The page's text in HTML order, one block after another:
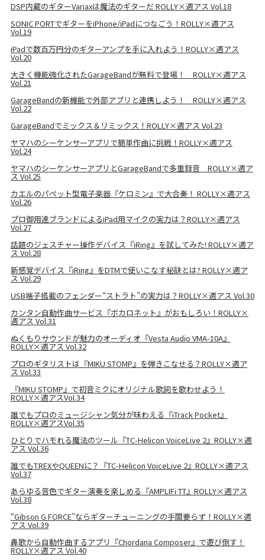
DSP内蔵のギターVariaxは魔法のギターだ ROLLY×週アス Vol.18
SONIC PORTでギターをiPhone/iPadにつなごう！ROLLY×週アス
Vol.19
iPadで数百万円分のギターアンプを手に入れよう！ROLLY×週アス
Vol.20
大きく機能強化されたGarageBandが無料で登場！ ROLLY×週アス
Vol.21
GarageBandの新機能で外部アプリと連携しよう！ ROLLY×週アス
Vol.22
GarageBandでミックス＆リミックス！ROLLY×週アス Vol.23
ヤマハのシーケンサーアプリで簡単作曲に挑戦！ROLLY×週アス
Vol.24
ヤマハのシーケンサーアプリとGarageBandで多重録音 ROLLY×週ア
ス Vol.25
カエルのパペット型電子楽器『ケロミン』で大合奏！ ROLLY×週アス
Vol.26
プロ御用達ブランドによるiPad用マイクの実力は？ROLLY×週アス
Vol.27
話題のジェスチャー操作デバイス『iRing』を試してみた! ROLLY×週ア
ス Vol.28
新感覚デバイス『iRing』をDTMで使いこなす秘訣とは? ROLLY×週ア
ス Vol.29
USB端子搭載のフェンダー“ストラト”の実力は？ROLLY×週アス Vol.30
カンタン自動作曲サービス『ボカロネット』がおもしろい！ROLLY×
週アス Vol.31
ぬくもりサウンドが魅力のオーディオ『Vesta Audio VMA-10A』
ROLLY×週アス Vol.32
プロのギタリストは『MIKU STOMP』を弾きこなせる？ROLLY×週ア
ス Vol.33
『MIKU STOMP』で初音ミクにオリジナル歌詞を歌わせよう！
ROLLY×週アスVol.34
誰でもプロのミュージシャン気分が味わえる『iTrack Pocket』
ROLLY×週アスVol.35
ひとりでハモれる魔法のツール『TC-Helicon VoiceLive 2』ROLLY×週
アス Vol.36
誰でもT.REXやQUEENに？『TC-Helicon VoiceLive 2』ROLLY×週アス
Vol.37
あらゆる音色でギター演奏を楽しめる『AMPLIFi TT』ROLLY×週アス
Vol.38
“Gibson G FORCE”ならギターチューニングの手間要らず！ROLLY×週
アス Vol.39
鼻歌から自動作曲するアプリ『Chordana Composer』で遊び倒す！
ROLLY×週アス Vol.40